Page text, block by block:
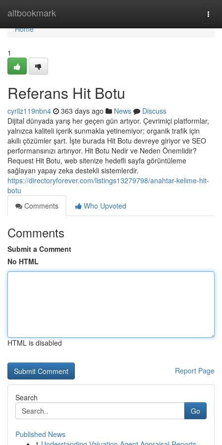
altbookmark
Home
Home
1
Referans Hit Botu
cyrilz119nbn4 363 days ago News
Discuss
Dijital dünyada yarış her geçen gün artıyor. Çevrimiçi platformlar,
yalnızca kaliteli içerik sunmakla yetinemiyor; organik trafik için
akıllı çözümler şart. İşte burada Hit Botu devreye giriyor ve SEO
performansınızı artırıyor. Hit Botu Nedir ve Neden Önemlidir?
Request Hit Botu, web sitenize hedefli sayfa görüntüleme
sağlayan yapay zeka destekli sistemlerdir.
https://directoryforever.com/listings13279798/anahtar-kelime-hit-
botu
Comments
Who Upvoted
Comments
Submit a Comment
No HTML
HTML is disabled
Report Page
Search
Go
Published News